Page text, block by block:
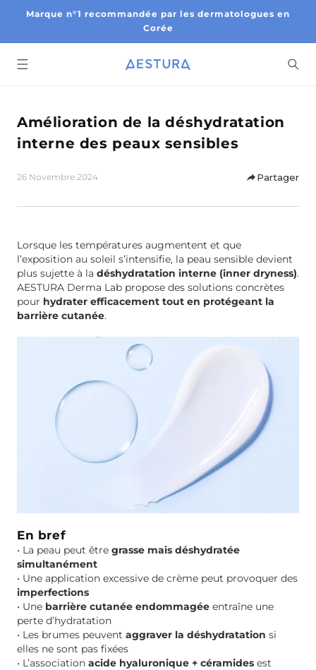
Skip to
content
Marque n°1 recommandée par les dermatologues en
Corée
Amélioration de la déshydratation
interne des peaux sensibles
26 Novembre 2024 Partager
o
n
t
e
n
t
Lorsque les températures augmentent et que
l’exposition au soleil s’intensifie, la peau sensible devient
plus sujette à la déshydratation interne (inner dryness).
AESTURA Derma Lab propose des solutions concrètes
pour hydrater efficacement tout en protégeant la
barrière cutanée.
En bref
• La peau peut être grasse mais déshydratée
simultanément
• Une application excessive de crème peut provoquer des
imperfections
• Une barrière cutanée endommagée entraîne une
perte d’hydratation
• Les brumes peuvent aggraver la déshydratation si
elles ne sont pas fixées
• L’association acide hyaluronique + céramides est